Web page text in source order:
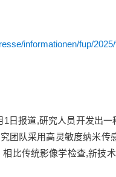
informationen/fup/
报道,研究人员开发出一
团队采用高灵敏度纳米
比传统影像学检查,新技